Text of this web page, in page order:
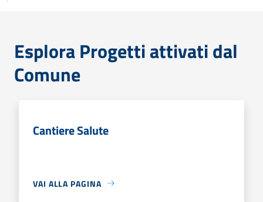
Esplora Progetti attivati dal
Comune
Cantiere Salute
VAI ALLA PAGINA